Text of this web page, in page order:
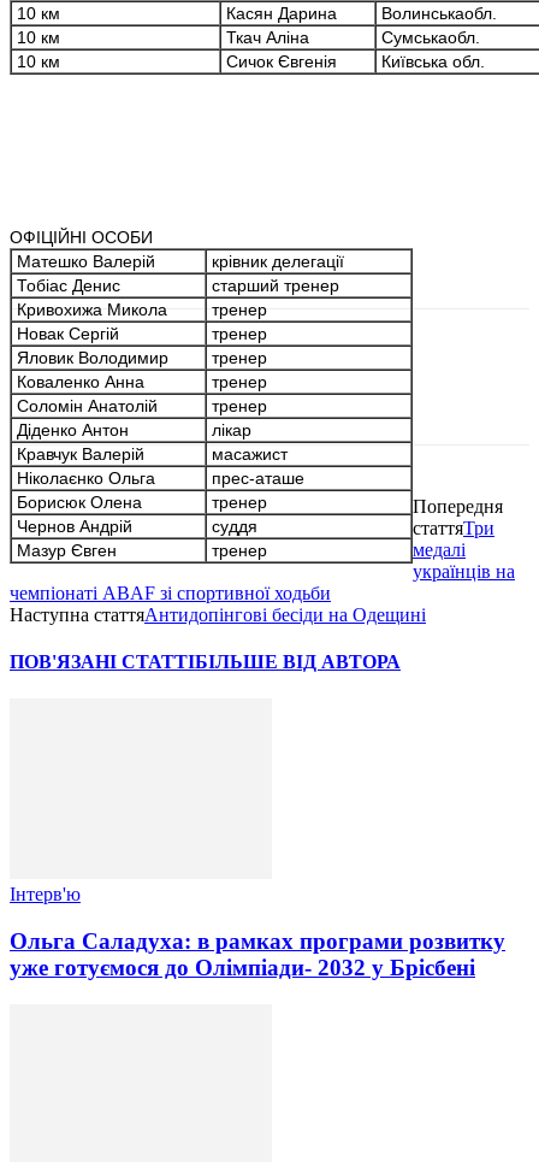
10 км
Касян Дарина
Волинськаобл.
10 км
Ткач Аліна
Сумськаобл.
10 км
Сичок Євгенія Київська обл.
ОФІЦІЙНІ ОСОБИ
Матешко Валерій
крівник делегації
Тобіас Денис
старший тренер
Кривохижа Микола
тренер
Новак Сергій
тренер
Яловик Володимир
тренер
Коваленко Анна
тренер
Соломін Анатолій
тренер
Діденко Антон
лікар
Кравчук Валерій
масажист
Ніколаєнко Ольга
прес-аташе
Борисюк Олена
тренер
Чернов Андрій
суддя
Мазур Євген
тренер
Попередня
статтяТри
медалі
українців на
чемпіонаті ABAF зі спортивної ходьби
Наступна статтяАнтидопінгові бесіди на Одещині
ПОВ'ЯЗАНІ СТАТТІБІЛЬШЕ ВІД АВТОРА
Інтерв'ю
Ольга Саладуха: в рамках програми розвитку
уже готуємося до Олімпіади- 2032 у Брісбені